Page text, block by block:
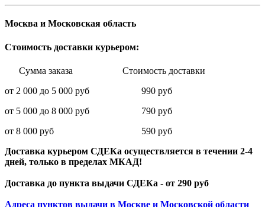
Москва и Московская область
Стоимость доставки курьером:
Сумма заказа Стоимость доставки
от 2 000 до 5 000 руб 990 руб
от 5 000 до 8 000 руб 790 руб
от 8 000 руб 590 руб
Доставка курьером СДЕКа осуществляется в течении 2-4
дней, только в пределах МКАД!
Доставка до пункта выдачи СДЕКа - от 290 руб
Адреса пунктов выдачи в Москве и Московской области